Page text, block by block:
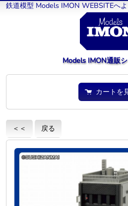
鉄道模型 Models IMON WEBSITEへ
Models IMON通販
カートを
＜＜ 戻る